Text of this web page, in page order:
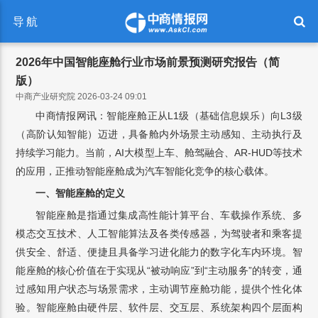
导航
2026年中国智能座舱行业市场前景预测研究报告（简
版）
中商产业研究院 2026-03-24 09:01
中商情报网讯：智能座舱正从L1级（基础信息娱乐）向L3级
（高阶认知智能）迈进，具备舱内外场景主动感知、主动执行及
持续学习能力。当前，AI大模型上车、舱驾融合、AR-HUD等技术
的应用，正推动智能座舱成为汽车智能化竞争的核心载体。
一、智能座舱的定义
智能座舱是指通过集成高性能计算平台、车载操作系统、多
模态交互技术、人工智能算法及各类传感器，为驾驶者和乘客提
供安全、舒适、便捷且具备学习进化能力的数字化车内环境。智
能座舱的核心价值在于实现从“被动响应”到“主动服务”的转变，通
过感知用户状态与场景需求，主动调节座舱功能，提供个性化体
验。智能座舱由硬件层、软件层、交互层、系统架构四个层面构